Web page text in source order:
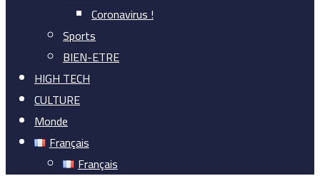
Coronavirus !
Sports
BIEN-ETRE
HIGH TECH
CULTURE
Monde
Français
Français